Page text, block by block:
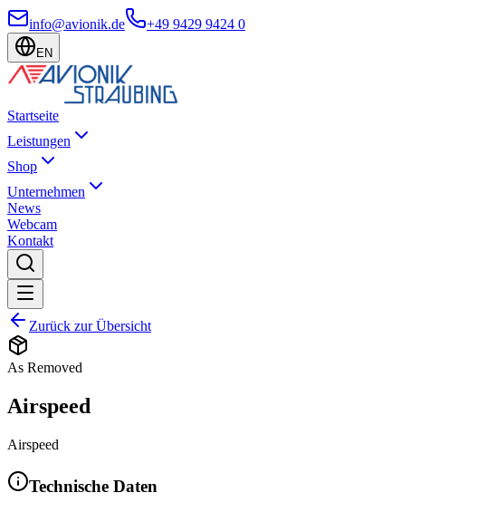
info@avionik.de +49 9429 9424 0
EN
Startseite
Leistungen
Shop
Unternehmen
News
Webcam
Kontakt
Zurück zur Übersicht
As Removed
Airspeed
Airspeed
Technische Daten